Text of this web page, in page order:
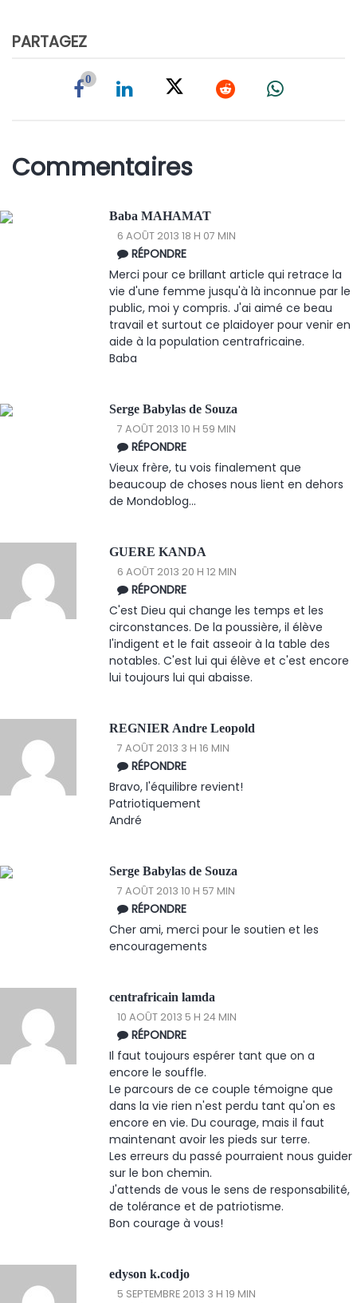
PARTAGEZ
0
Commentaires
Baba MAHAMAT
6 AOÛT 2013 18 H 07 MIN
RÉPONDRE
Merci pour ce brillant article qui retrace la
vie d'une femme jusqu'à là inconnue par le
public, moi y compris. J'ai aimé ce beau
travail et surtout ce plaidoyer pour venir en
aide à la population centrafricaine.
Baba
Serge Babylas de Souza
7 AOÛT 2013 10 H 59 MIN
RÉPONDRE
Vieux frère, tu vois finalement que
beaucoup de choses nous lient en dehors
de Mondoblog...
GUERE KANDA
6 AOÛT 2013 20 H 12 MIN
RÉPONDRE
C'est Dieu qui change les temps et les
circonstances. De la poussière, il élève
l'indigent et le fait asseoir à la table des
notables. C'est lui qui élève et c'est encore
lui toujours lui qui abaisse.
REGNIER Andre Leopold
7 AOÛT 2013 3 H 16 MIN
RÉPONDRE
Bravo, l'équilibre revient!
Patriotiquement
André
Serge Babylas de Souza
7 AOÛT 2013 10 H 57 MIN
RÉPONDRE
Cher ami, merci pour le soutien et les
encouragements
centrafricain lamda
10 AOÛT 2013 5 H 24 MIN
RÉPONDRE
Il faut toujours espérer tant que on a
encore le souffle.
Le parcours de ce couple témoigne que
dans la vie rien n'est perdu tant qu'on es
encore en vie. Du courage, mais il faut
maintenant avoir les pieds sur terre.
Les erreurs du passé pourraient nous guider
sur le bon chemin.
J'attends de vous le sens de responsabilité,
de tolérance et de patriotisme.
Bon courage à vous!
edyson k.codjo
5 SEPTEMBRE 2013 3 H 19 MIN